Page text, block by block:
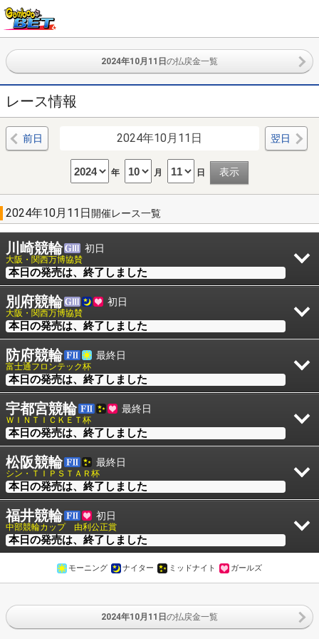
2024年10月11日 の払戻金一覧
レース情報
前日 2024年10月11日 翌日
年 月 日
2024年10月11日開催レース一覧
川崎競輪 初日
大阪・関西万博協賛
本日の発売は、終了しました
別府競輪 初日
大阪・関西万博協賛
本日の発売は、終了しました
防府競輪 最終日
富士通フロンテック杯
本日の発売は、終了しました
宇都宮競輪 最終日
ＷＩＮＴＩＣＫＥＴ杯
本日の発売は、終了しました
松阪競輪 最終日
シン・ＴＩＰＳＴＡＲ杯
本日の発売は、終了しました
福井競輪 初日
中部競輪カップ 由利公正賞
本日の発売は、終了しました
モーニング ナイター ミッドナイト ガールズ
2024年10月11日の払戻金一覧